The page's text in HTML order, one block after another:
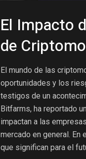
El Impacto
de
El mundo de las
oportunidades y los
testigos de un
Bitfarms, ha reportado
impactan a las
mercado en general.
que significan para el